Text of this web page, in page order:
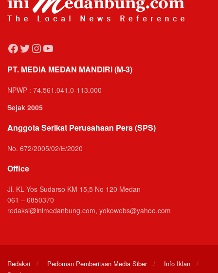
Facebook
Twitter
Instagram
YouTube
PT. MEDIA MEDAN MANDIRI (M-3)
NPWP : 74.561.041.0-113.000
Sejak 2005
Anggota Serikat Perusahaan Pers (SPS)
No. 672/2005/02/E/2020
Office
Jl. KL Yos Sudarso KM 15,5 No 120 Medan
061 – 6850370
redaksi@inimedanbung.com, yokowebs@yahoo.com
Redaksi Pedoman Pemberitaan Media Siber
Info Iklan